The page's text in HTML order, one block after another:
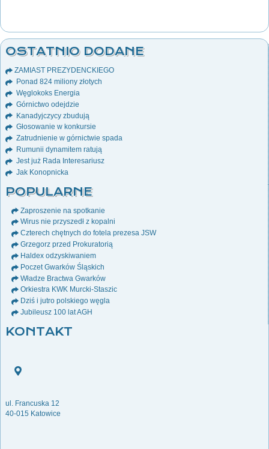
OSTATNIO DODANE
ZAMIAST PREZYDENCKIEGO
Ponad 824 miliony złotych
Węglokoks Energia
Górnictwo odejdzie
Kanadyjczycy zbudują
Głosowanie w konkursie
Zatrudnienie w górnictwie spada
Rumunii dynamitem ratują
Jest już Rada Interesariusz
Jak Konopnicka
POPULARNE
Zaproszenie na spotkanie
Wirus nie przyszedł z kopalni
Czterech chętnych do fotela prezesa JSW
Grzegorz przed Prokuratorią
Haldex odzyskiwaniem
Poczet Gwarków Śląskich
Władze Bractwa Gwarków
Orkiestra KWK Murcki-Staszic
Dziś i jutro polskiego węgla
Jubileusz 100 lat AGH
KONTAKT
ul. Francuska 12
40-015 Katowice